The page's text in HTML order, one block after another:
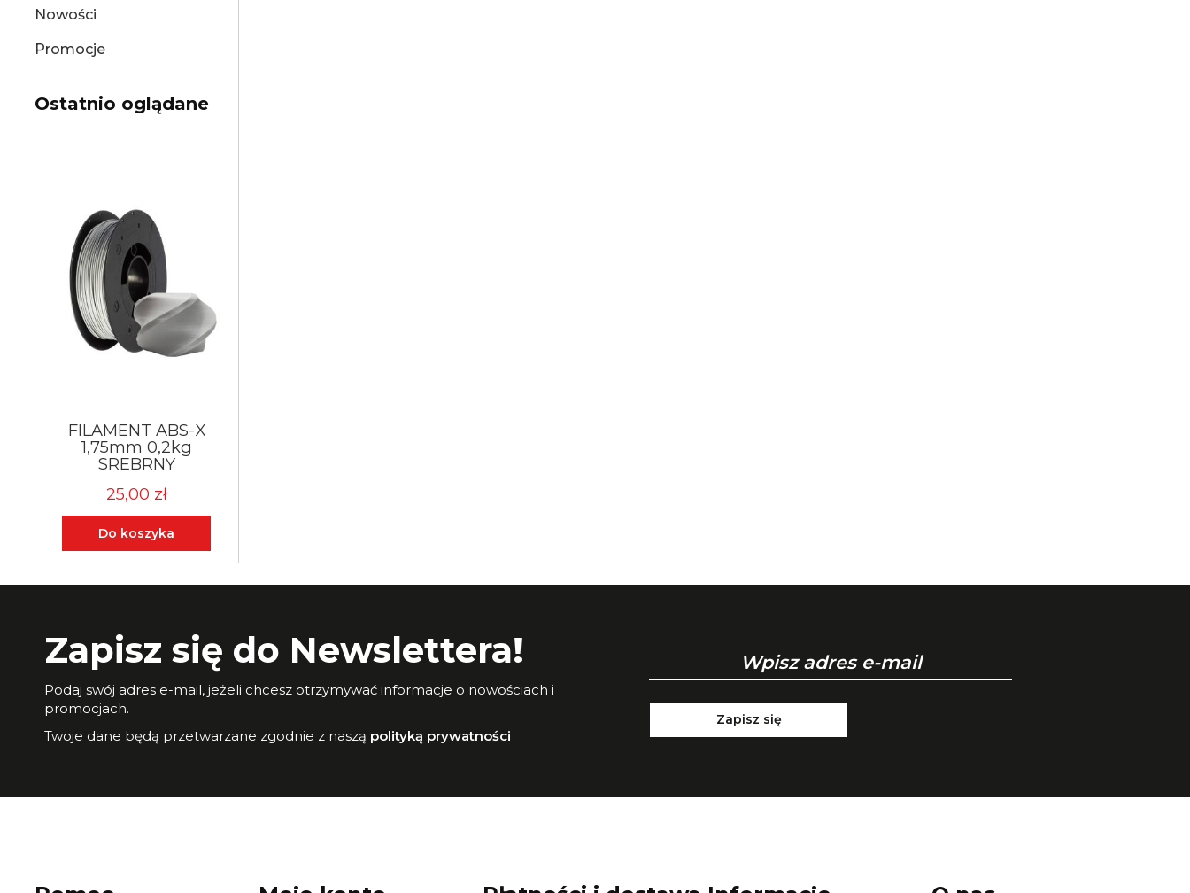
Nowości
Promocje
Ostatnio oglądane
FILAMENT ABS-X
1,75mm 0,2kg
SREBRNY
25,00 zł
Do koszyka
Zapisz się do Newslettera!
Podaj swój adres e-mail, jeżeli chcesz otrzymywać informacje o nowościach i
promocjach.
Twoje dane będą przetwarzane zgodnie z naszą polityką prywatności
Zapisz się